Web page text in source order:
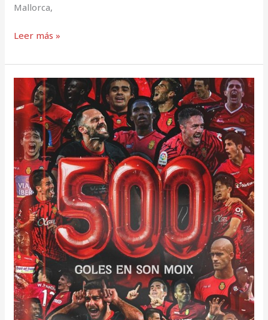
Mallorca,
Leer más »
Gol
500
del
RCD
Mallorca
en
el
estadio
de
Son
Moix.